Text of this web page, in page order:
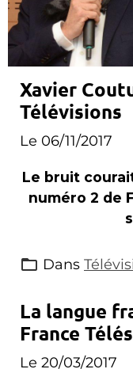
Xavier
Télévisions
Le 06/11/2017
Le bruit
numéro 2 de
Dans
La langue
France Télés
Le 20/03/2017